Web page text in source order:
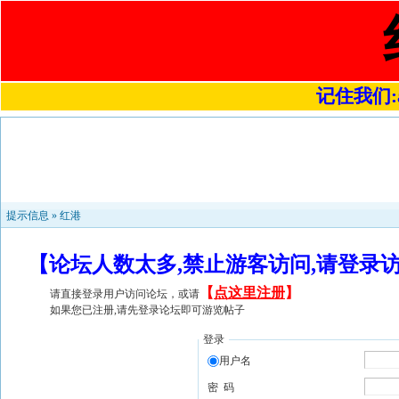
记住我们
提示信息 » 红港
【论坛人数太多,禁止游客访问,请登
请直接登录用户访问论坛，或请 【 点这里注册】
如果您已注册,请先登录论坛即可游览帖子
登录
用户名
密 码